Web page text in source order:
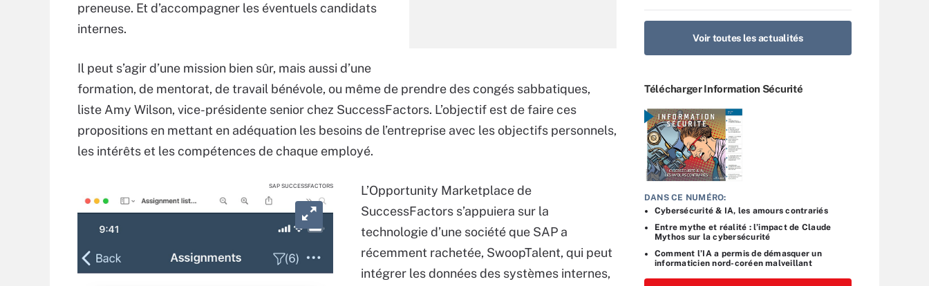
preneuse. Et d’accompagner les éventuels candidats
internes.
Il peut s’agir d’une mission bien sûr, mais aussi d’une
formation, de mentorat, de travail bénévole, ou même de prendre des congés sabbatiques,
liste Amy Wilson, vice-présidente senior chez SuccessFactors. L’objectif est de faire ces
propositions en mettant en adéquation les besoins de l’entreprise avec les objectifs personnels,
les intérêts et les compétences de chaque employé.
SAP SUCCESSFACTORS
L’Opportunity Marketplace de
SuccessFactors s’appuiera sur la
technologie d’une société que SAP a
récemment rachetée, SwoopTalent, qui peut
intégrer les données des systèmes internes,
Voir toutes les actualités
Télécharger Information Sécurité
DANS CE NUMÉRO:
Cybersécurité & IA, les amours contrariés
Entre mythe et réalité : l’impact de Claude
Mythos sur la cybersécurité
Comment l’IA a permis de démasquer un
informaticien nord-coréen malveillant